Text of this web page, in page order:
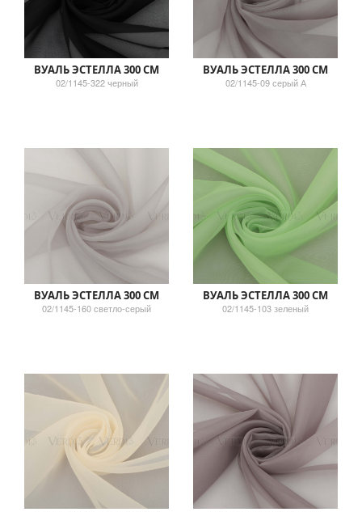
ВУАЛЬ ЭСТЕЛЛА 300 СМ
02/1145-322 черный
ВУАЛЬ ЭСТЕЛЛА 300 СМ
02/1145-09 серый А
ВУАЛЬ ЭСТЕЛЛА 300 СМ
02/1145-160 светло-серый
ВУАЛЬ ЭСТЕЛЛА 300 СМ
02/1145-103 зеленый